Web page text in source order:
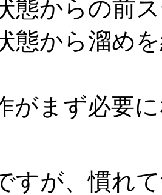
態からの前
態から溜め
がまず必要
すが、慣れ